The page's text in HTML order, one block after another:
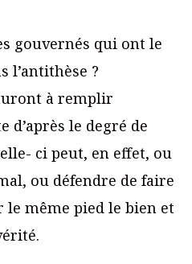
gouvernés qui ont le
l’antithèse ?
à remplir
le degré de
ci peut, en effet, ou
ou défendre de faire
même pied le bien et